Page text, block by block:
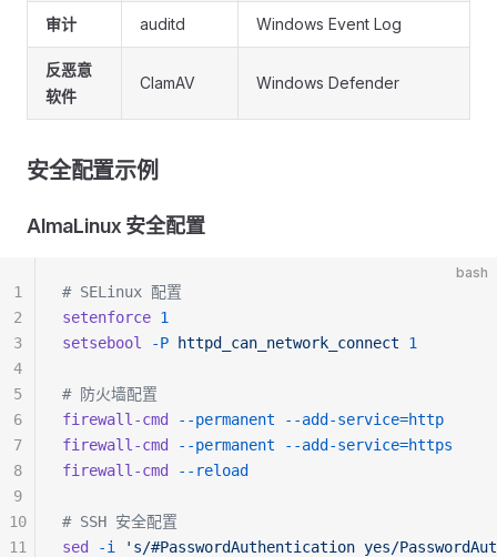
审计 auditd Windows Event Log
反恶意
软件
ClamAV Windows Defender
安全配置示例
AlmaLinux 安全配置
bash
# SELinux 配置
setenforce 1
setsebool
-P httpd_can_network_connect 1
# 防火墙配置
firewall-cmd
--permanent --add-service=http
firewall-cmd
--permanent --add-service=https
firewall-cmd
--reload
# SSH 安全配置
sed
-i
's/#PasswordAuthentication yes/
1
2
3
4
5
6
7
8
9
10
11